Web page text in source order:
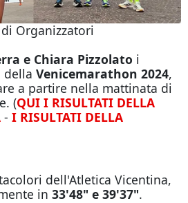
Organizzatori
e Chiara Pizzolato i
della Venicemarathon 2024,
a partire nella mattinata di
(QUI I RISULTATI DELLA
- I RISULTATI DELLA
dell'Atletica Vicentina,
in 33'48" e 39'37".